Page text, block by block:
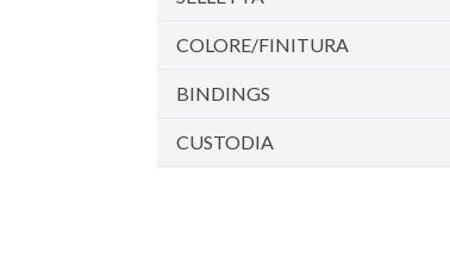
COLORE/FINITURA
BINDINGS
CUSTODIA